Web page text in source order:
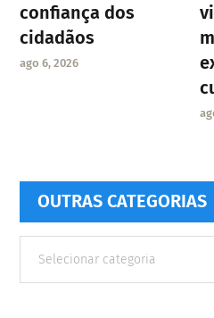
confiança dos
cidadãos
ago 6, 2026
OUTRAS CATEGORIAS
Categorias